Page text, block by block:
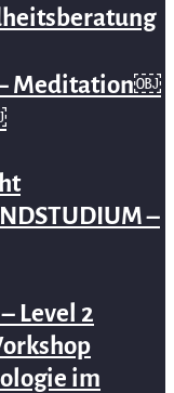
– Meditation￼
–
Level 2
im